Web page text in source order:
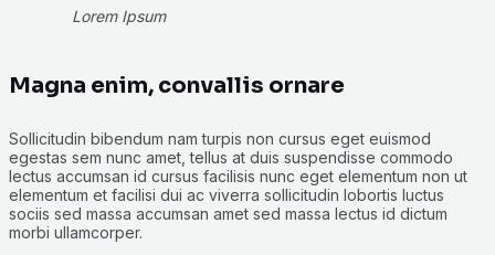
Lorem Ipsum
Magna enim, convallis ornare
Sollicitudin bibendum nam turpis non cursus eget euismod
egestas sem nunc amet, tellus at duis suspendisse commodo
lectus accumsan id cursus facilisis nunc eget elementum non ut
elementum et facilisi dui ac viverra sollicitudin lobortis luctus
sociis sed massa accumsan amet sed massa lectus id dictum
morbi ullamcorper.